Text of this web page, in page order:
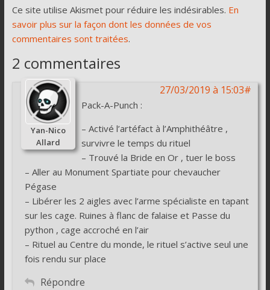
Ce site utilise Akismet pour réduire les indésirables. En
savoir plus sur la façon dont les données de vos
commentaires sont traitées.
2 commentaires
27/03/2019 à 15:03#
Yan-Nico
Allard
Pack-A-Punch :
– Activé l’artéfact à l’Amphithéâtre ,
survivre le temps du rituel
– Trouvé la Bride en Or , tuer le boss
– Aller au Monument Spartiate pour chevaucher
Pégase
– Libérer les 2 aigles avec l’arme spécialiste en tapant
sur les cage. Ruines à flanc de falaise et Passe du
python , cage accroché en l’air
– Rituel au Centre du monde, le rituel s’active seul une
fois rendu sur place
Répondre